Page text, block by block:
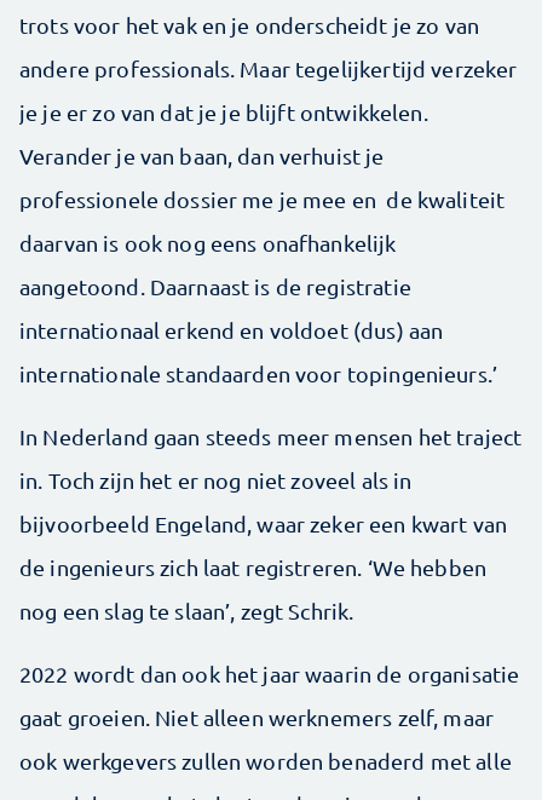
trots voor het vak en je onderscheidt je zo van
andere professionals. Maar tegelijkertijd verzeker
je je er zo van dat je je blijft ontwikkelen.
Verander je van baan, dan verhuist je
professionele dossier me je mee en de kwaliteit
daarvan is ook nog eens onafhankelijk
aangetoond. Daarnaast is de registratie
internationaal erkend en voldoet (dus) aan
internationale standaarden voor topingenieurs.’
In Nederland gaan steeds meer mensen het traject
in. Toch zijn het er nog niet zoveel als in
bijvoorbeeld Engeland, waar zeker een kwart van
de ingenieurs zich laat registreren. ‘We hebben
nog een slag te slaan’, zegt Schrik.
2022 wordt dan ook het jaar waarin de organisatie
gaat groeien. Niet alleen werknemers zelf, maar
ook werk­gevers zullen worden benaderd met alle